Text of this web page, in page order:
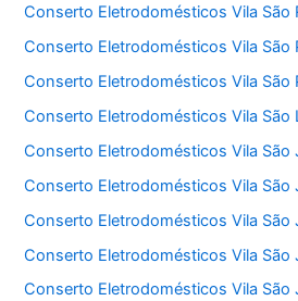
Conserto Eletrodomésticos Vila São
Conserto Eletrodomésticos Vila São
Conserto Eletrodomésticos Vila São
Conserto Eletrodomésticos Vila São
Conserto Eletrodomésticos Vila São
Conserto Eletrodomésticos Vila São
Conserto Eletrodomésticos Vila São
Conserto Eletrodomésticos Vila São
Conserto Eletrodomésticos Vila São